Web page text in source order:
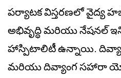
పర్యాటక విస్తరణలో వైద్య
అభివృద్ధి మరియు నేషనల్
హాస్పిటాలిటీ ఉన్నాయి.
మరియు దివ్యాంగ సహారా